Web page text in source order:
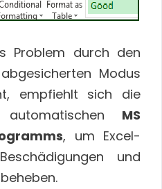
Problem durch den
Modus
empfiehlt sich die
MS
, um Excel-
und